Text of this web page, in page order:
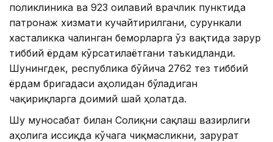
поликлиника ва 923 оилавий врачлик пунктида
патронаж хизмати кучайтирилгани, сурункали
хасталикка чалинган беморларга ўз вақтида зарур
тиббий ёрдам кўрсатилаётгани таъкидланди.
Шунингдек, республика бўйича 2762 тез тиббий
ёрдам бригадаси аҳолидан бўладиган
чақириқларга доимий шай ҳолатда.
Шу муносабат билан Соғлиқни сақлаш вазирлиги
аҳолига иссиқда кўчага чиқмасликни, зарурат